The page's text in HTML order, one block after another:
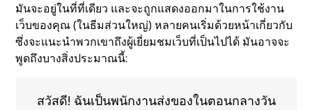
มันจะอยู่ในที่ที่เดียว และจะถูกแสดงออกมาในการใช้งาน
เว็บของคุณ (ในธีมส่วนใหญ่) หลายคนเริ่มด้วยหน้าเกี่ยวกับ
ซึ่งจะแนะนำพวกเขาถึงผู้เยี่ยมชมเว็บที่เป็นไปได้ มันอาจจะ
พูดถึงบางสิ่งประมาณนี้:
สวัสดี! ฉันเป็นพนักงานส่งของในตอนกลางวัน